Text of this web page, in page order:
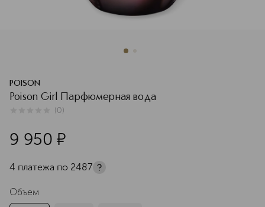
POISON
Poison Girl Парфюмерная вода
(0)
9 950 ¤
4 платежа по 2487
Объем